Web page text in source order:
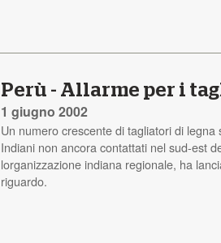
Perù - Allarme per i
1 giugno 2002
Un numero crescente di tagliatori di
Indiani non ancora contattati nel sud-est
lorganizzazione indiana regionale, ha
riguardo.